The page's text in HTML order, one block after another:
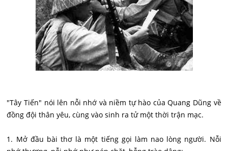
"Tây Tiến" nói lên nỗi nhớ và niềm tự hào của Quang Dũng về
đồng đội thân yêu, cùng vào sinh ra tử một thời trận mạc.
1. Mở đầu bài thơ là một tiếng gọi làm nao lòng người. Nỗi